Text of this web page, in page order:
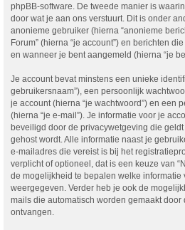
phpBB-software. De tweede manier is
door wat je aan ons verstuurt. Dit is onder
anonieme gebruiker (hierna “anonieme
Forum” (hierna “je account”) en berichten
en wanneer je bent aangemeld (hierna “je
Je account bevat minstens een unieke
gebruikersnaam”), een persoonlijk
je account (hierna “je wachtwoord”) en een
(hierna “je e-mail”). Je informatie voor je
beveiligd door de privacywetgeving die
gehost wordt. Alle informatie naast je
e-mailadres die vereist is bij het
verplicht of optioneel, dat is een keuze van
de mogelijkheid te bepalen welke
weergegeven. Verder heb je ook de
mails die automatisch worden gemaakt door
ontvangen.